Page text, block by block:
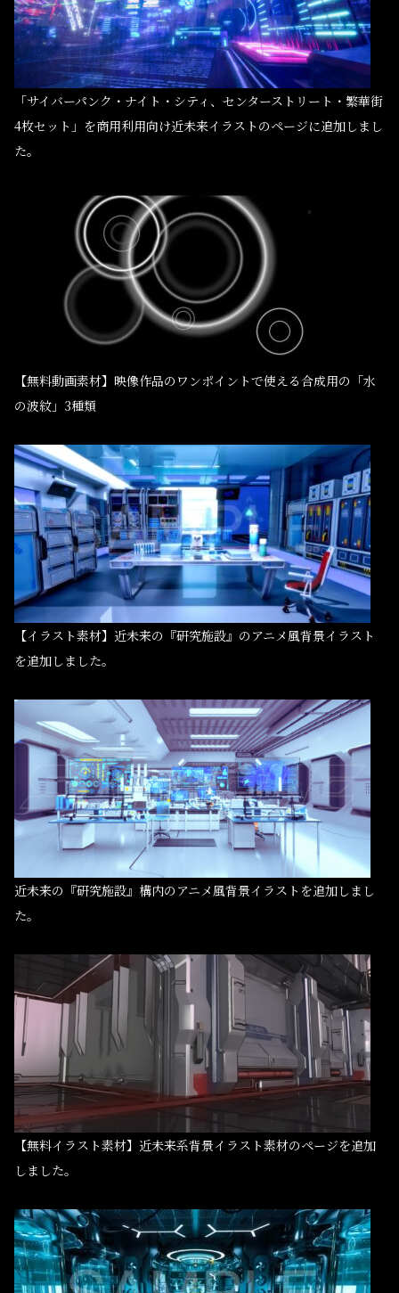
「サイバーパンク・ナイト・シティ、センターストリート・繁華街
4枚セット」を商用利用向け近未来イラストのページに追加しまし
た。
【無料動画素材】映像作品のワンポイントで使える合成用の「水
の波紋」3種類
【イラスト素材】近未来の『研究施設』のアニメ風背景イラスト
を追加しました。
近未来の『研究施設』構内のアニメ風背景イラストを追加しまし
た。
【無料イラスト素材】近未来系背景イラスト素材のページを追加
しました。